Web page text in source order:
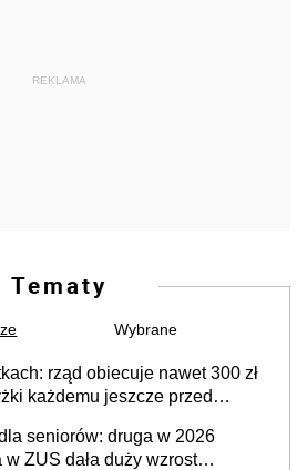
REKLAMA
Tematy
Wybrane
rząd obiecuje nawet 300 zł
każdemu jeszcze przed
seniorów: druga w 2026
ZUS dała duży wzrost